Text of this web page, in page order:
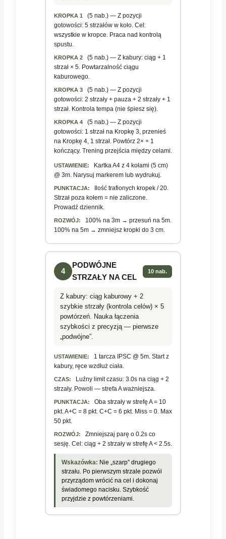
KROPKA 1
(5 nab.) — Z pozycji
gotowości: 5 strzałów w koło. Cel:
wszystkie w kropce. Praca nad kontrolą
spustu.
KROPKA 2
(5 nab.) — Z kabury: ciąg + 1
strzał × 5. Powtarzalność ciągu
kaburowego.
KROPKA 3
(5 nab.) — Z pozycji
gotowości: 2 strzały + pauza + 2 strzały + 1
strzał. Kontrola tempa (nie śpiesz się).
KROPKA 4
(5 nab.) — Z pozycji
gotowości: 1 strzał na Kropkę 3, przenieś
na Kropkę 4, 1 strzał. Powtórz 2× + 1
kończący. Trening przejścia między celami.
USTAWIENIE:
Kartka A4 z 4 kołami (5 cm)
@ 3m. Narysuj markerem lub wydrukuj.
PUNKTACJA:
Ilość trafionych kropek / 20.
Strzał poza kołem = nie zaliczone.
Prowadź dziennik.
ROZWÓJ:
100% na 3m → przesuń na 5m.
100% na 5m → zmniejsz kropki do 3 cm.
4
PODWÓJNE
STRZAŁY NA CEL
10 nab.
Z kabury: ciąg kaburowy + 2
szybkie strzały (kontrola celów) × 5
powtórzeń. Nauka łączenia
szybkości z precyzją — pierwsze
„podwójne”.
USTAWIENIE:
1 tarcza IPSC @ 5m. Start z
kabury, ręce wzdłuż ciała.
CZAS:
Luźny limit czasu: 3.0s na ciąg + 2
strzały. Powoli — strefa A ważniejsza.
PUNKTACJA:
Oba strzały w strefę A = 10
pkt. A+C = 8 pkt. C+C = 6 pkt. Miss = 0. Max
50 pkt.
ROZWÓJ:
Zmniejszaj parę o 0.2s co
sesję. Cel: ciąg + 2 strzały w strefę A < 2.5s.
Wskazówka: Nie „szarp” drugiego
strzału. Po pierwszym strzale pozwól
przyrządom wrócić na cel i dokonaj
świadomego nacisku. Szybkość
przyjdzie z powtórzeniami.